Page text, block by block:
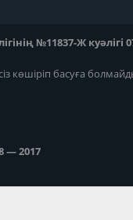
№11837-Ж куәлігі
көшіріп басуға
— 2017